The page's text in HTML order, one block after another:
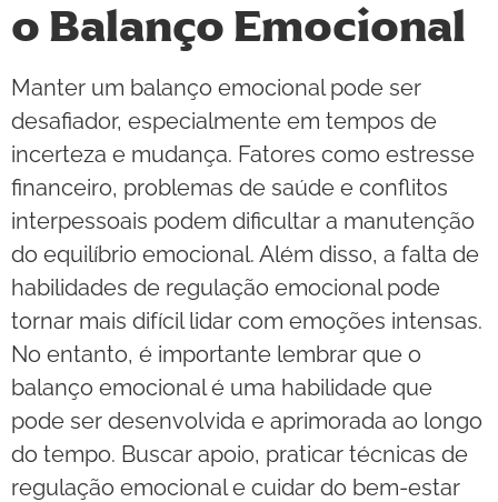
o Balanço Emocional
Manter um balanço emocional pode ser
desafiador, especialmente em tempos de
incerteza e mudança. Fatores como estresse
financeiro, problemas de saúde e conflitos
interpessoais podem dificultar a manutenção
do equilíbrio emocional. Além disso, a falta de
habilidades de regulação emocional pode
tornar mais difícil lidar com emoções intensas.
No entanto, é importante lembrar que o
balanço emocional é uma habilidade que
pode ser desenvolvida e aprimorada ao longo
do tempo. Buscar apoio, praticar técnicas de
regulação emocional e cuidar do bem-estar